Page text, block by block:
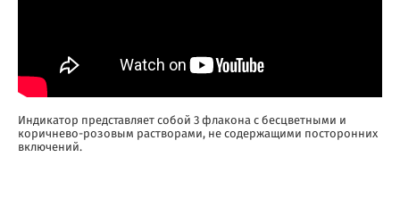
Индикатор представляет собой 3 флакона с бесцветными и
коричнево-розовым растворами, не содержащими посторонних
включений.